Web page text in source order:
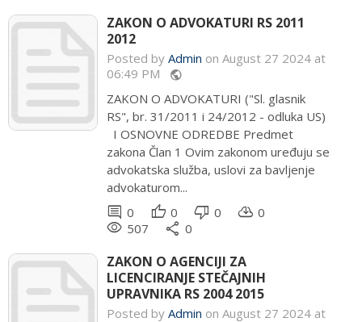
ZAKON O ADVOKATURI RS 2011
2012
Posted by Admin on August 27 2024 at
06:49 PM public
ZAKON O ADVOKATURI ("Sl. glasnik
RS", br. 31/2011 i 24/2012 - odluka US)
I OSNOVNE ODREDBE Predmet
zakona Član 1 Ovim zakonom uređuju se
advokatska služba, uslovi za bavljenje
advokaturom...
comment 0 thumb_up 0 thumb_down 0 cloud_download 0
remove_red_eye 507 share 0
ZAKON O AGENCIJI ZA
LICENCIRANJE STEČAJNIH
UPRAVNIKA RS 2004 2015
Posted by Admin on August 27 2024 at